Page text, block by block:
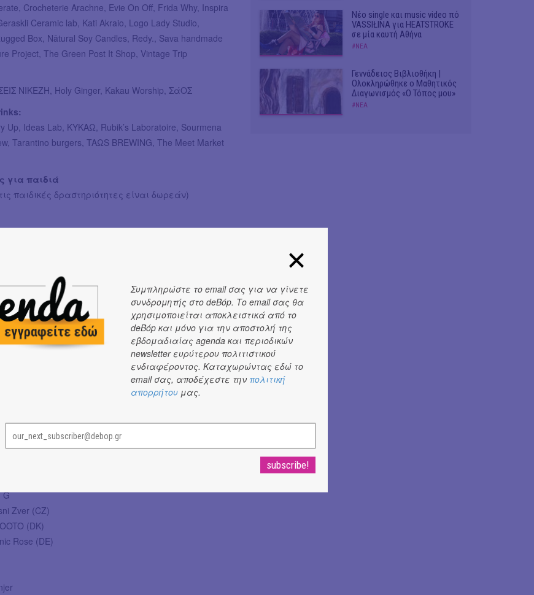
Crocheterie Arachne, Evie On Off, Frida Why, Inspira
Ceramic lab, Kati Akraio, Logo Lady Studio,
Box, Nātural Soy Candles, Redy., Sava handmade
Project, The Green Post It Shop, Vintage Trip
ΝΙΚΕΖΗ, Holy Ginger, Kakau Worship, ΣάΟΣ
Up, Ideas Lab, KYKAΩ, Rubik’s Laboratoire, Sourmena
Tarantino burgers, TAΩS BREWING, The Meet Market
για παιδιά
παιδικές δραστηριότητες είναι δωρεάν)
painting από τις Μουτζούρες
& Bubble Show από Fundastick
painting από τις Μουτζούρες
δραστηριότητες από ΠΑΙΖώΝΤΑΣ
Χρωμάτων" - Εικαστική προσέγγιση πάνω
a/k/a Zegas
Lantsias Quartet “My Ennio Morricone” (GR)
G
Zver (CZ)
(DK)
Rose (DE)
Νέο single και music video πό
VASSIŁINA για HEATSTROKE
σε μία καυτή Αθήνα
#ΝΕΑ
Γεννάδειος Βιβλιοθήκη |
Ολοκληρώθηκε ο Μαθητικός
Διαγωνισμός «Ο Τόπος μου»
#ΝΕΑ
Συμπληρώστε το email σας για να γίνετε
συνδρομητής στο deBόp. Το email σας θα
χρησιμοποιείται αποκλειστικά από το
deBόp και μόνο για την αποστολή της
εβδομαδιαίας agenda και περιοδικών
newsletter ευρύτερου πολιτιστικού
ενδιαφέροντος. Καταχωρώντας εδώ το
email σας, αποδέχεστε την πολιτική
απορρήτου μας.